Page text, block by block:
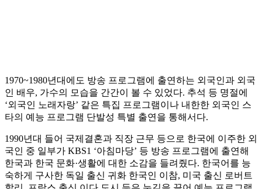
1970~1980년대에도 방송 프로그램에 출연하는 외국인과 외국
인 배우, 가수의 모습을 간간이 볼 수 있었다. 추석 등 명절에
‘외국인 노래자랑’ 같은 특집 프로그램이나 내한한 외국인 스
타의 예능 프로그램 단발성 특별 출연을 통해서다.
1990년대 들어 국제결혼과 직장 근무 등으로 한국에 이주한 외
국인 중 일부가 KBS1 ‘아침마당’ 등 방송 프로그램에 출연해
한국과 한국 문화·생활에 대한 소감을 들려줬다. 한국어를 능
숙하게 구사한 독일 출신 귀화 한국인 이참, 미국 출신 로버트